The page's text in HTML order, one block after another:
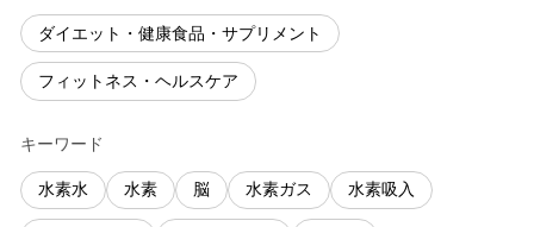
ダイエット・健康食品・サプリメント
フィットネス・ヘルスケア
キーワード
水素水 水素 脳 水素ガス 水素吸入